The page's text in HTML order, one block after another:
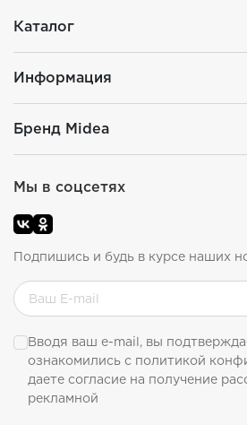
Каталог
Информация
Бренд Midea
Мы в соцсетях
Подпишись и будь в курсе наших
Вводя ваш e-mail, вы
ознакомились с политикой
даете согласие на получение
рекламной